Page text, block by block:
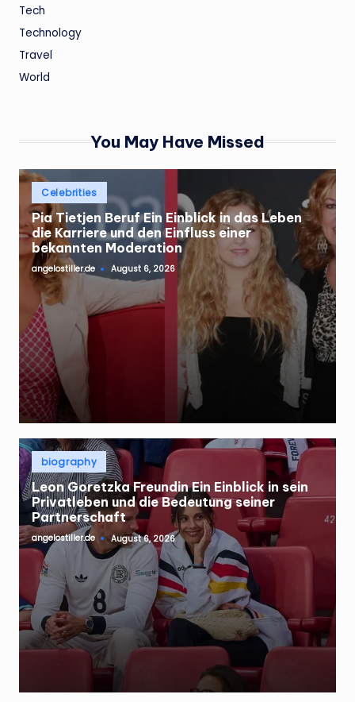
Tech
Technology
Travel
World
You May Have Missed
Posted
inCelebrities
Pia Tietjen Beruf Ein Einblick in das Leben
die Karriere und den Einfluss einer
bekannten Moderation
Posted
by
angelostiller.de August 6, 2026
Posted
inbiography
Leon Goretzka Freundin Ein Einblick in sein
Privatleben und die Bedeutung seiner
Partnerschaft
Posted
by
angelostiller.de August 6, 2026